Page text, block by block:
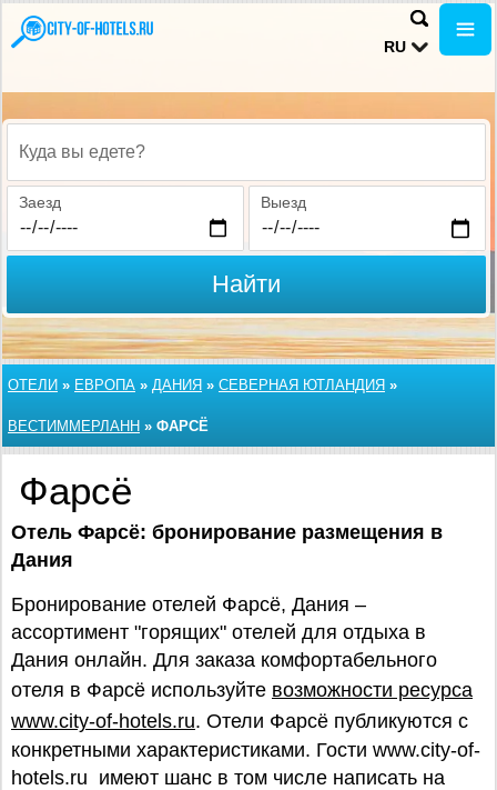
RU
Куда вы едете?
Заезд Выезд
Найти
ОТЕЛИ » ЕВРОПА » ДАНИЯ » СЕВЕРНАЯ ЮТЛАНДИЯ »
ВЕСТИММЕРЛАНН » ФАРСЁ
Фарсё
Отель Фарсё: бронирование размещения в
Дания
Бронирование отелей Фарсё, Дания –
ассортимент "горящих" отелей для отдыха в
Дания онлайн. Для заказа комфортабельного
отеля в Фарсё используйте возможности ресурса
www.city-of-hotels.ru. Отели Фарсё публикуются с
конкретными характеристиками. Гости www.city-of-
hotels.ru имеют шанс в том числе написать на